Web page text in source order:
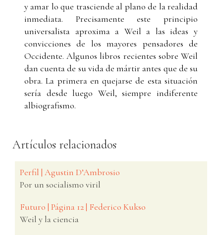
y amar lo que trasciende al plano de la realidad
inmediata. Precisamente este principio
universalista aproxima a Weil a las ideas y
convicciones de los mayores pensadores de
Occidente. Algunos libros recientes sobre Weil
dan cuenta de su vida de mártir antes que de su
obra. La primera en quejarse de esta situación
sería desde luego Weil, siempre indiferente
albiografismo.
Artículos relacionados
Perfil | Agustin D’Ambrosio
Por un socialismo viril
Futuro | Página 12 | Federico Kukso
Weil y la ciencia